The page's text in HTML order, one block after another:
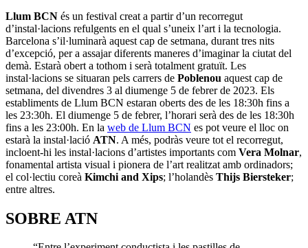
Llum BCN és un festival creat a partir d’un recorregut
d’instal·lacions refulgents en el qual s’uneix l’art i la tecnologia.
Barcelona s’il·luminarà aquest cap de setmana, durant tres nits
d’excepció, per a assajar diferents maneres d’imaginar la ciutat del
demà. Estarà obert a tothom i serà totalment gratuït. Les
instal·lacions se situaran pels carrers de Poblenou aquest cap de
setmana, del divendres 3 al diumenge 5 de febrer de 2023. Els
establiments de Llum BCN estaran oberts des de les 18:30h fins a
les 23:30h. El diumenge 5 de febrer, l’horari serà des de les 18:30h
fins a les 23:00h. En la web de Llum BCN es pot veure el lloc on
estarà la instal·lació ATN. A més, podràs veure tot el recorregut,
incloent-hi les instal·lacions d’artistes importants com Vera Molnar,
fonamental artista visual i pionera de l’art realitzat amb ordinadors;
el col·lectiu coreà Kimchi and Xips; l’holandès Thijs Biersteker;
entre altres.
SOBRE ATN